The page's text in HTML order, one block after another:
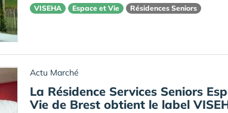
VISEHA Espace et Vie Résidences Seniors
Actu Marché
La Résidence Services Seniors
Vie de Brest obtient le label